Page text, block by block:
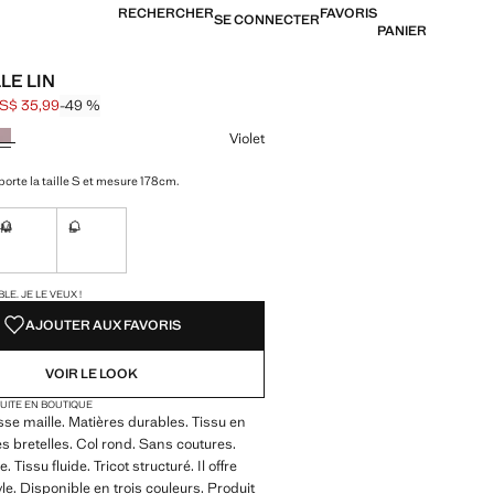
RECHERCHERSE CONNECTERFAVORIS
PANIER
LIN
[US$ 69,99 ]
35,99 ]
35,99-49 %
couleur
Violet
la taille S et mesure 178cm.
M L
!
JE LE VEUX !
AJOUTER AUX FAVORIS
VOIR LE LOOK
EN BOUTIQUE
maille. Matières durables. Tissu en
bretelles. Col rond. Sans coutures.
Tissu fluide. Tricot structuré. Il offre
Disponible en trois couleurs. Produit